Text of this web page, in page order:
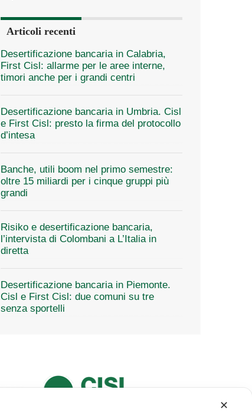
Articoli recenti
Desertificazione bancaria in Calabria,
First Cisl: allarme per le aree interne,
timori anche per i grandi centri
Desertificazione bancaria in Umbria. Cisl
e First Cisl: presto la firma del protocollo
d’intesa
Banche, utili boom nel primo semestre:
oltre 15 miliardi per i cinque gruppi più
grandi
Risiko e desertificazione bancaria,
l’intervista di Colombani a L’Italia in
diretta
Desertificazione bancaria in Piemonte.
Cisl e First Cisl: due comuni su tre
senza sportelli
✕